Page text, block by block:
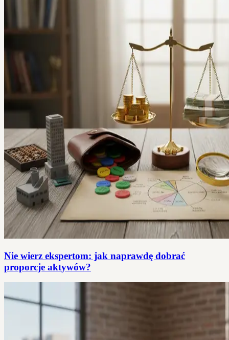
Nie wierz ekspertom: jak naprawdę dobrać
proporcje aktywów?